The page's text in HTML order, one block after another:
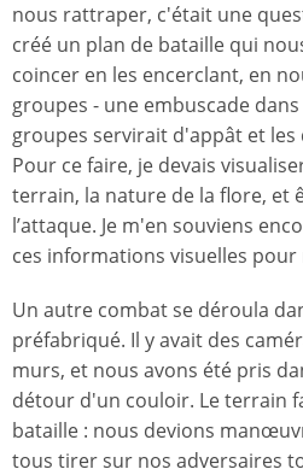
nous rattraper, c'était une
créé un plan de bataille qui
coincer en les encerclant, en
groupes - une embuscade dans
groupes servirait d'appât et les
Pour ce faire, je devais
terrain, la nature de la flore, et
l’attaque. Je m'en souviens
ces informations visuelles pour
Un autre combat se déroula
préfabriqué. Il y avait des
murs, et nous avons été pris
détour d'un couloir. Le terrain
bataille : nous devions
tous tirer sur nos adversaires